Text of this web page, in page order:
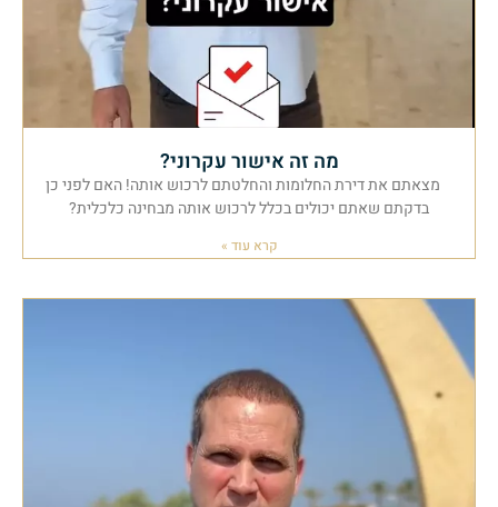
מה זה אישור עקרוני?
מצאתם את דירת החלומות והחלטתם לרכוש אותה! האם לפני כן
בדקתם שאתם יכולים בכלל לרכוש אותה מבחינה כלכלית?
קרא עוד »